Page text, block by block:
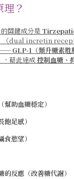
？
關鍵成分是
（dual incretin
── GLP-1（類升糖素
，藉此達成控制血糖、
幫助血糖穩定）
足感）
慾望）
的反應（改善糖代謝）